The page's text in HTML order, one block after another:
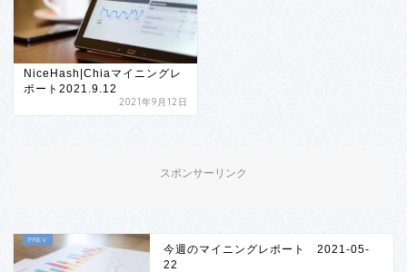
NiceHash|Chiaマイニングレ
ポート2021.9.12
2021年9月12日
スポンサーリンク
今週のマイニングレポート 2021-05-
22